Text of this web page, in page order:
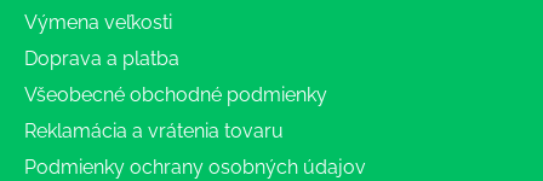
Výmena veľkosti
Doprava a platba
Všeobecné obchodné podmienky
Reklamácia a vrátenia tovaru
Podmienky ochrany osobných údajov